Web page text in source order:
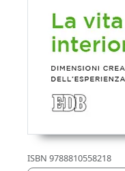
ISBN 9788810558218